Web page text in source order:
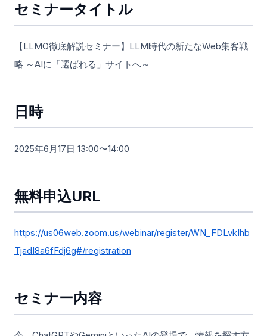
セミナータイトル
【LLMO徹底解説セミナー】LLM時代の新たなWeb集客戦
略 ～AIに「選ばれる」サイトへ～
日時
2025年6月17日 13:00〜14:00
無料申込URL
https://us06web.zoom.us/webinar/register/WN_FDLvkIhb
TjadI8a6fFdj6g#/registration
セミナー内容